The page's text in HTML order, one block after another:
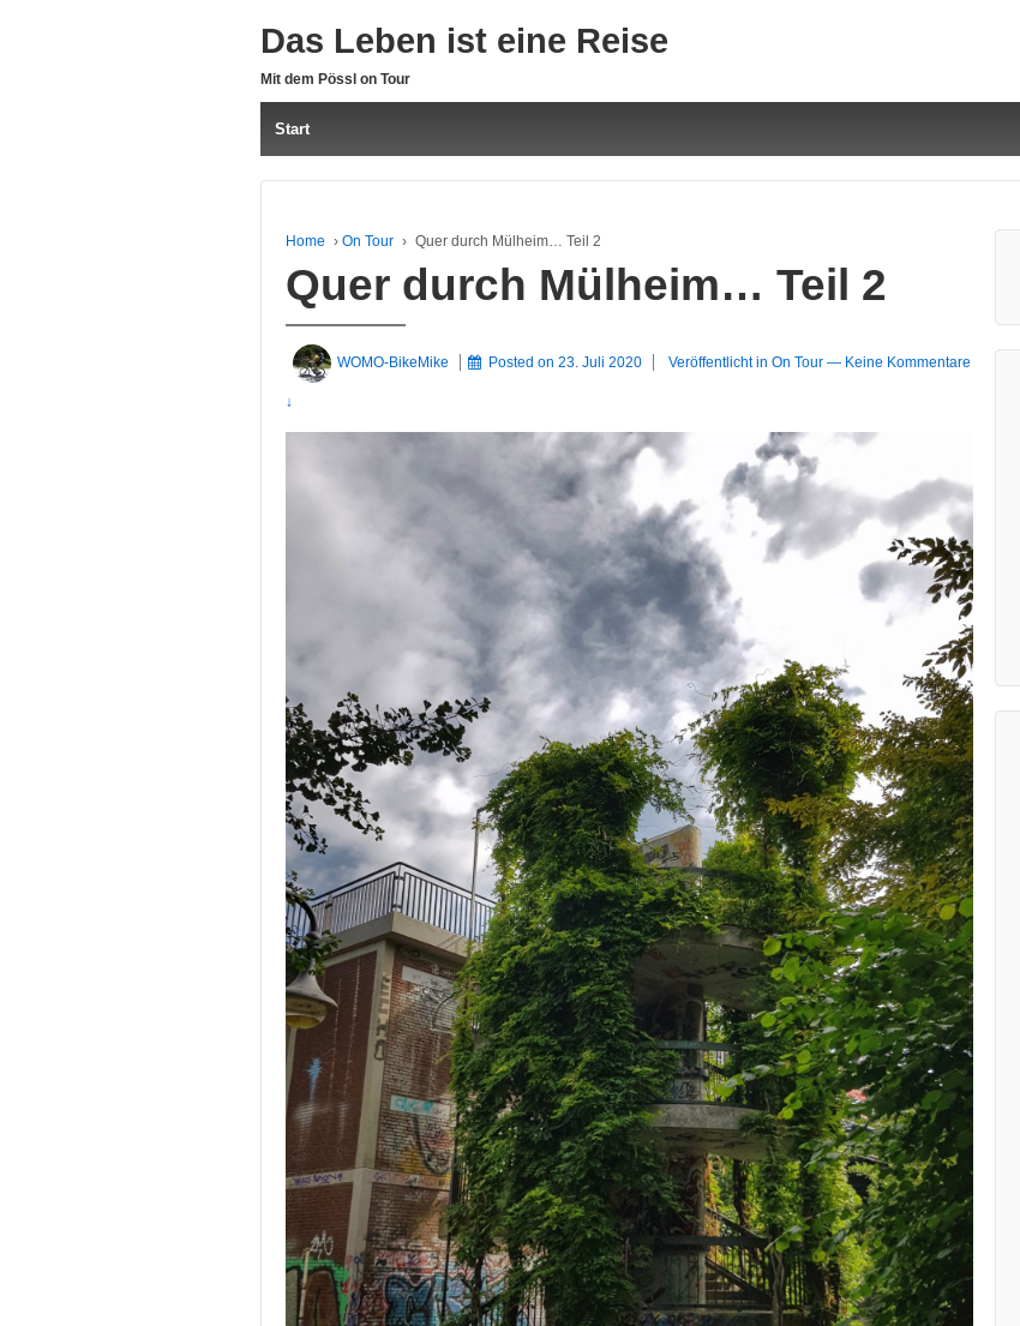
Das Leben ist eine Reise
Mit dem Pössl on Tour
Start
Home › On Tour › Quer durch Mülheim… Teil 2
Quer durch Mülheim… Teil 2
WOMO-BikeMike Posted on23. Juli 2020 Veröffentlicht inOn Tour — Keine Kommentare
↓